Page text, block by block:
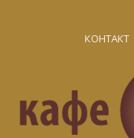
КОНТАКТ